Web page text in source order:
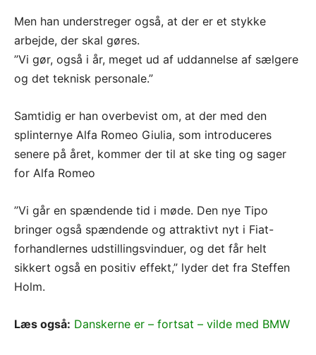
Men han understreger også, at der er et stykke
arbejde, der skal gøres.
”Vi gør, også i år, meget ud af uddannelse af sælgere
og det teknisk personale.”
Samtidig er han overbevist om, at der med den
splinternye Alfa Romeo Giulia, som introduceres
senere på året, kommer der til at ske ting og sager
for Alfa Romeo
”Vi går en spændende tid i møde. Den nye Tipo
bringer også spændende og attraktivt nyt i Fiat-
forhandlernes udstillingsvinduer, og det får helt
sikkert også en positiv effekt,” lyder det fra Steffen
Holm.
Læs også: Danskerne er – fortsat – vilde med BMW